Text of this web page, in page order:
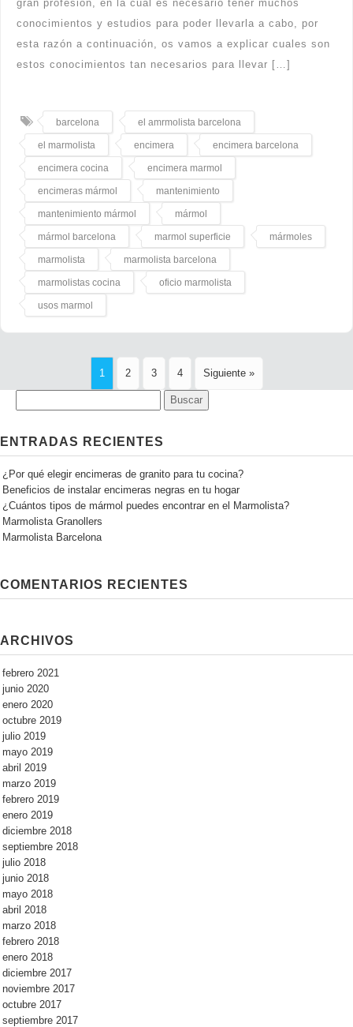
gran profesión, en la cual es necesario tener muchos
conocimientos y estudios para poder llevarla a cabo, por
esta razón a continuación, os vamos a explicar cuales son
estos conocimientos tan necesarios para llevar […]
barcelona el amrmolista barcelona
el marmolista encimera encimera barcelona
encimera cocina encimera marmol
encimeras mármol mantenimiento
mantenimiento mármol mármol
mármol barcelona marmol superficie mármoles
marmolista marmolista barcelona
marmolistas cocina oficio marmolista
usos marmol
1 2 3 4 Siguiente »
ENTRADAS RECIENTES
¿Por qué elegir encimeras de granito para tu cocina?
Beneficios de instalar encimeras negras en tu hogar
¿Cuántos tipos de mármol puedes encontrar en el Marmolista?
Marmolista Granollers
Marmolista Barcelona
COMENTARIOS RECIENTES
ARCHIVOS
febrero 2021
junio 2020
enero 2020
octubre 2019
julio 2019
mayo 2019
abril 2019
marzo 2019
febrero 2019
enero 2019
diciembre 2018
septiembre 2018
julio 2018
junio 2018
mayo 2018
abril 2018
marzo 2018
febrero 2018
enero 2018
diciembre 2017
noviembre 2017
octubre 2017
septiembre 2017